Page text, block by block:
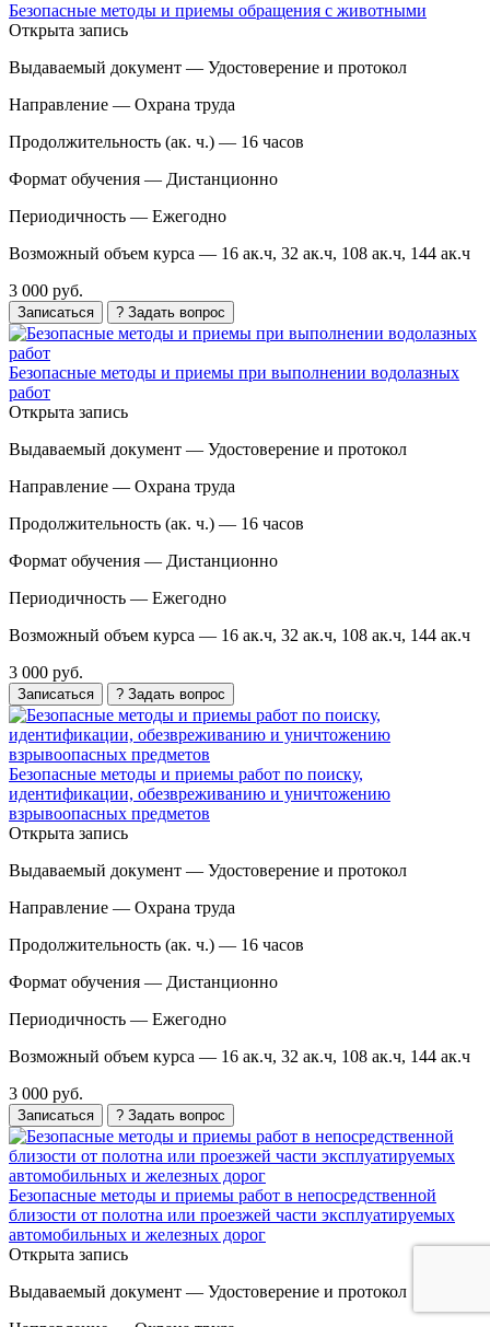
Безопасные методы и приемы обращения с животными
Открыта запись
Выдаваемый документ — Удостоверение и протокол
Направление — Охрана труда
Продолжительность (ак. ч.) — 16 часов
Формат обучения — Дистанционно
Периодичность — Ежегодно
Возможный объем курса — 16 ак.ч, 32 ак.ч, 108 ак.ч, 144 ак.ч
3 000 руб.
Записаться ? Задать вопрос
Безопасные методы и приемы при выполнении водолазных
работ
Открыта запись
Выдаваемый документ — Удостоверение и протокол
Направление — Охрана труда
Продолжительность (ак. ч.) — 16 часов
Формат обучения — Дистанционно
Периодичность — Ежегодно
Возможный объем курса — 16 ак.ч, 32 ак.ч, 108 ак.ч, 144 ак.ч
3 000 руб.
Записаться ? Задать вопрос
Безопасные методы и приемы работ по поиску,
идентификации, обезвреживанию и уничтожению
взрывоопасных предметов
Открыта запись
Выдаваемый документ — Удостоверение и протокол
Направление — Охрана труда
Продолжительность (ак. ч.) — 16 часов
Формат обучения — Дистанционно
Периодичность — Ежегодно
Возможный объем курса — 16 ак.ч, 32 ак.ч, 108 ак.ч, 144 ак.ч
3 000 руб.
Записаться ? Задать вопрос
Безопасные методы и приемы работ в непосредственной
близости от полотна или проезжей части эксплуатируемых
автомобильных и железных дорог
Открыта запись
Выдаваемый документ — Удостоверение и протокол